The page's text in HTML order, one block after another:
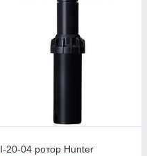
I-20-04 ротор Hunter